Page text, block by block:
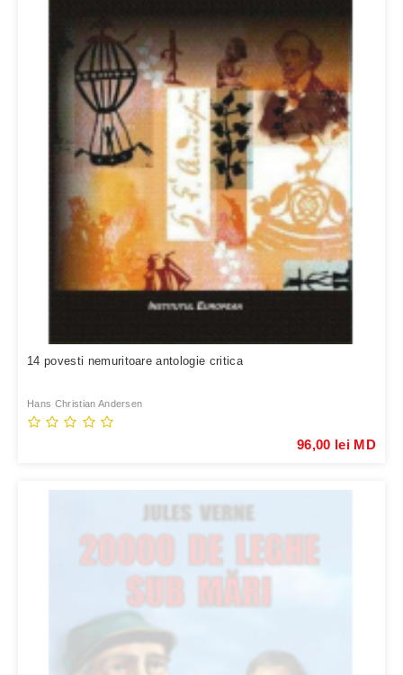
14 povesti nemuritoare antologie critica
Hans Christian Andersen
96,00 lei MD